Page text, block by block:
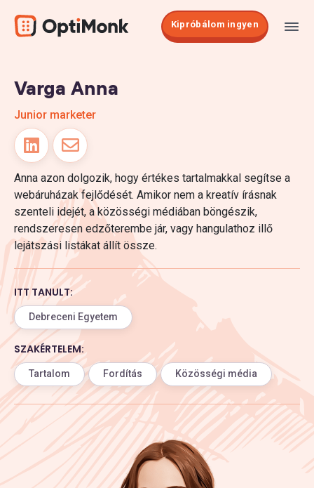
Kipróbálom ingyen
Varga Anna
Junior marketer
Anna azon dolgozik, hogy értékes tartalmakkal segítse a
webáruházak fejlődését. Amikor nem a kreatív írásnak
szenteli idejét, a közösségi médiában böngészik,
rendszeresen edzőterembe jár, vagy hangulathoz illő
lejátszási listákat állít össze.
ITT TANULT:
Debreceni Egyetem
SZAKÉRTELEM:
Tartalom Fordítás Közösségi média